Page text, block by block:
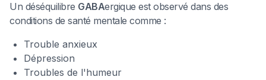
Un déséquilibre GABAergique est observé dans des
conditions de santé mentale comme :
Trouble anxieux
Dépression
Troubles de l'humeur